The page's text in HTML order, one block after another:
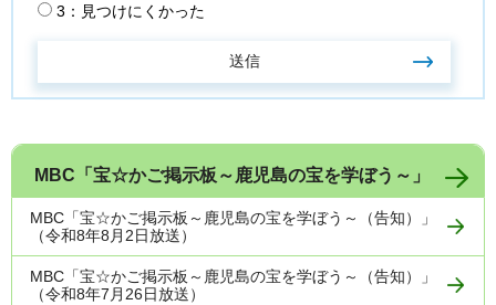
3：見つけにくかった
MBC「宝☆かご掲示板～鹿児島の宝を学ぼう～」
MBC「宝☆かご掲示板～鹿児島の宝を学ぼう～（告知）」
（令和8年8月2日放送）
MBC「宝☆かご掲示板～鹿児島の宝を学ぼう～（告知）」
（令和8年7月26日放送）